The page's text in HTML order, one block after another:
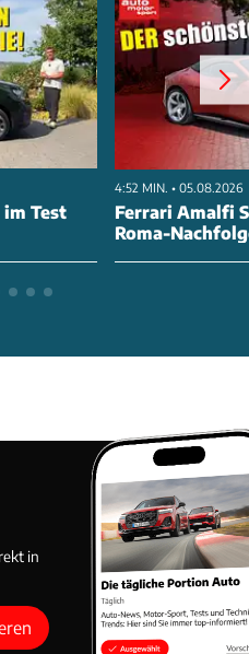
Test
4:52 MIN. • 05.08.2026
Ferrari Amalfi
Roma-
in